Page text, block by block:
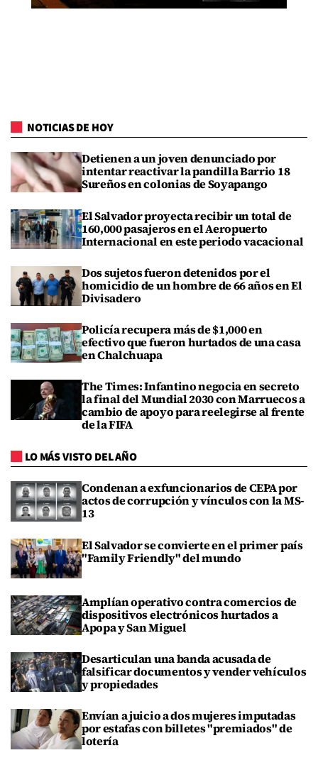
NOTICIAS DE HOY
Detienen a un joven denunciado por
intentar reactivar la pandilla Barrio 18
Sureños en colonias de Soyapango
El Salvador proyecta recibir un total de
160,000 pasajeros en el Aeropuerto
Internacional en este periodo vacacional
Dos sujetos fueron detenidos por el
homicidio de un hombre de 66 años en El
Divisadero
Policía recupera más de $1,000 en
efectivo que fueron hurtados de una casa
en Chalchuapa
The Times: Infantino negocia en secreto
la final del Mundial 2030 con Marruecos a
cambio de apoyo para reelegirse al frente
de la FIFA
LO MÁS VISTO DEL AÑO
Condenan a exfuncionarios de CEPA por
actos de corrupción y vínculos con la MS-
13
El Salvador se convierte en el primer país
"Family Friendly" del mundo
Amplían operativo contra comercios de
dispositivos electrónicos hurtados a
Apopa y San Miguel
Desarticulan una banda acusada de
falsificar documentos y vender vehículos
y propiedades
Envían a juicio a dos mujeres imputadas
por estafas con billetes "premiados" de
lotería